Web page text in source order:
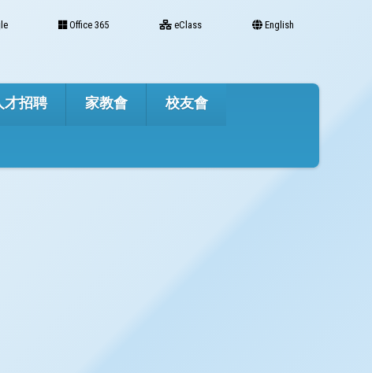
Office 365 eClass English
才招聘 家教會 校友會